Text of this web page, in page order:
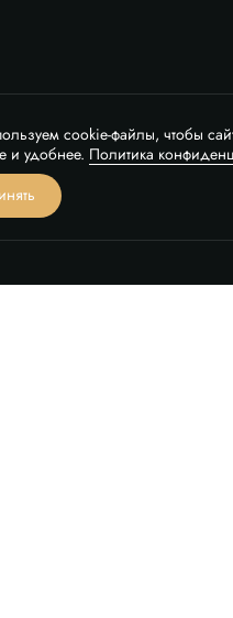
cookie-файлы, чтобы
и удобнее. Политика